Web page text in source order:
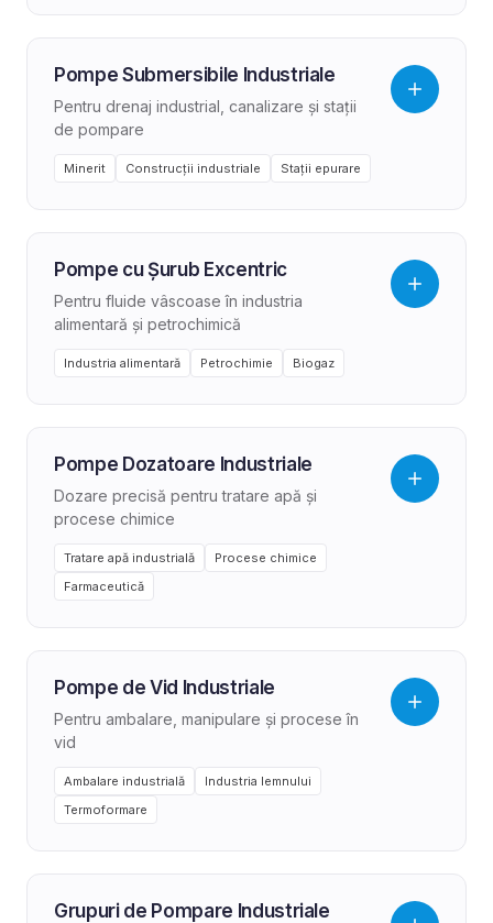
Pompe Submersibile Industriale
Pentru drenaj industrial, canalizare și stații
de pompare
Minerit Construcții industriale Stații epurare
Pompe cu Șurub Excentric
Pentru fluide vâscoase în industria
alimentară și petrochimică
Industria alimentară Petrochimie Biogaz
Pompe Dozatoare Industriale
Dozare precisă pentru tratare apă și
procese chimice
Tratare apă industrială
Procese chimice
Farmaceutică
Pompe de Vid Industriale
Pentru ambalare, manipulare și procese în
vid
Ambalare industrială
Industria lemnului
Termoformare
Grupuri de Pompare Industriale